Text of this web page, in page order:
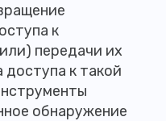
к
передачи их
к такой
обнаружение